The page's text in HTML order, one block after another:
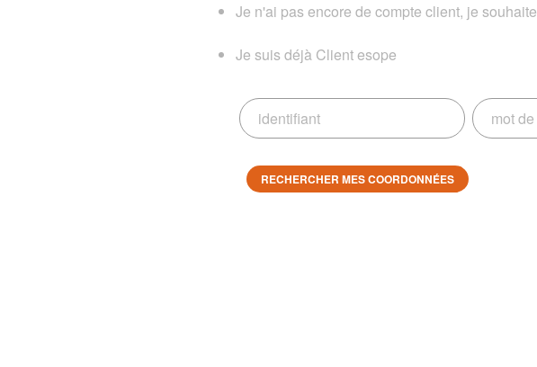
Je n'ai pas encore de compte client, je souhaite
Je suis déjà Client esope
RECHERCHER MES COORDONNÉES